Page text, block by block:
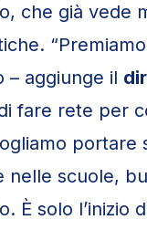
che già vede
aggiunge il
fare rete per
portare
nelle scuole,
È solo l’inizio